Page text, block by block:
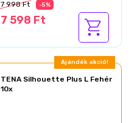
7 998 Ft -5%
7 598 Ft
Ajándék akció!
TENA Silhouette Plus L Fehér
10x